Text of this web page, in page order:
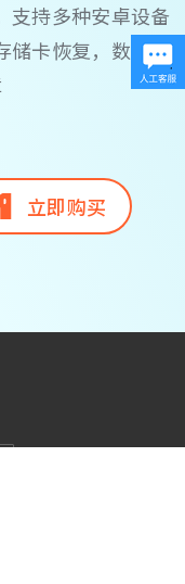
支持多种安卓设备
储卡恢复，数据恢
立即购买